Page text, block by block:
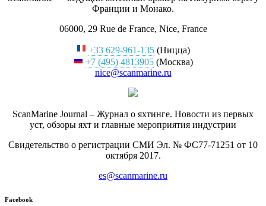
Франции и Монако.
06000, 29 Rue de France, Nice, France
+33 629-961-135(Ницца)
+7 (495) 4813905(Москва)
nice@scanmarine.ru
ScanMarine Journal – Журнал о яхтинге. Новости из первых
уст, обзоры яхт и главные мероприятия индустрии
Свидетельство о регистрации СМИ Эл. № ФС77-71251 от 10
октября 2017.
es@scanmarine.ru
Facebook